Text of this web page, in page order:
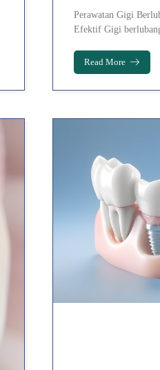
Perawatan Gigi
Efektif Gigi
Read More